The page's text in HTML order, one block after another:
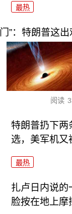
最热
”：特朗普这
阅读
特朗普扔下两
选，美军机又
最热
扎卢日内说的
脸按在地上摩